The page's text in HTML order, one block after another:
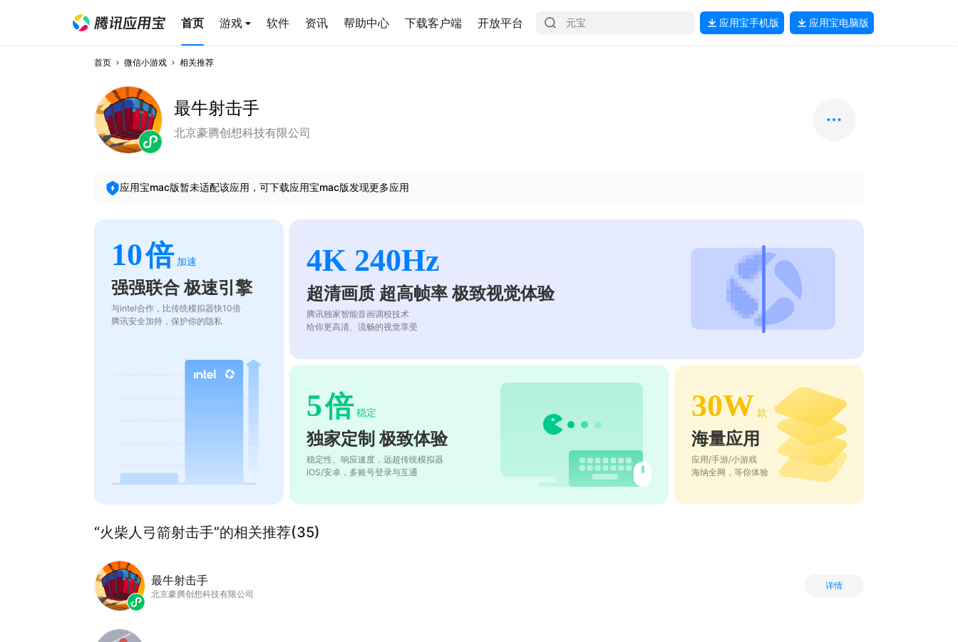
首页 游戏 软件 资讯 帮助中心 下载客户端 开放平台 应用宝手机版 应用宝电脑版
首页 微信小游戏 相关推荐
最牛射击手
北京豪腾创想科技有限公司
应用宝mac版暂未适配该应用，可下载应用宝mac版发现更多应用
10倍 加速
强强联合 极速引擎
与intel合作，比传统模拟器快10倍
腾讯安全加持，保护你的隐私
4K 240Hz
超清画质 超高帧率 极致视觉体验
腾讯独家智能音画调校技术
给你更高清、流畅的视觉享受
5倍 稳定
独家定制 极致体验
稳定性、响应速度，远超传统模拟器
iOS/安卓，多账号登录与互通
30W 款
海量应用
应用/手游/小游戏
海纳全网，等你体验
“火柴人弓箭射击手”的相关推荐(35)
最牛射击手
北京豪腾创想科技有限公司
详情